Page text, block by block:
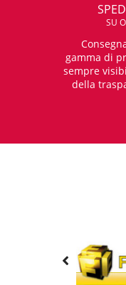
SU
gamma di
sempre
della